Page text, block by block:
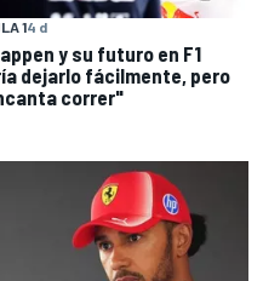
14 d
y su futuro en F1
dejarlo fácilmente, pero
correr"